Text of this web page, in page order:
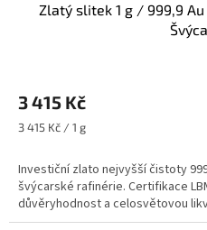
Zlatý slitek 1 g / 999,9
produktu
je
4,3
5
hvězdiček.
3 415 Kč
Měrná
3 415 Kč / 1 g
Investiční zlato nejvyšší čistoty
švýcarské rafinérie. Certifikace
důvěryhodnost a celosvětovou